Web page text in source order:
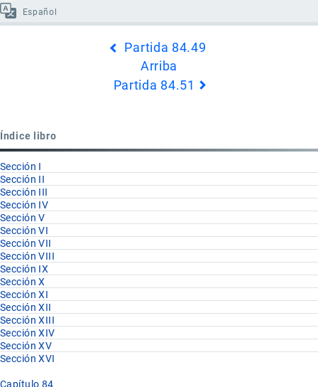
Español
84.50
Partida 84.49
Arriba
Partida 84.51
Índice libro
Sección I
Sección II
Sección III
Sección IV
Sección V
Sección VI
Sección VII
Sección VIII
Sección IX
Sección X
Sección XI
Sección XII
Sección XIII
Sección XIV
Sección XV
Sección XVI
Capítulo 84